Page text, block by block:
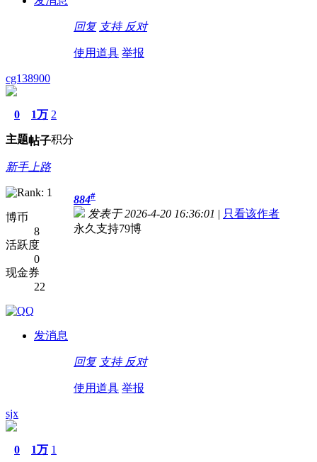
回复 支持 反对
使用道具 举报
cg138900
0
主题
1万
帖子
2
积分
新手上路
博币
8
活跃度
0
现金券
22
发消息
884#
发表于 2026-4-20 16:36:01 | 只看该作者
永久支持79博
回复 支持 反对
使用道具 举报
sjx
0 1万 1